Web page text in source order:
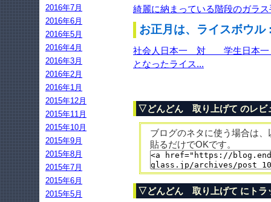
綺麗に納まっている階段のガラ
お正月は、ライスボウル
社会人日本一 対 学生日本一
となったライス...
▽どんどん 取り上げて のレビ
ブログのネタに使う場合は
貼るだけでOKです。
▽どんどん 取り上げて にトラ
2016年7月
2016年6月
2016年5月
2016年4月
2016年3月
2016年2月
2016年1月
2015年12月
2015年11月
2015年10月
2015年9月
2015年8月
2015年7月
2015年6月
2015年5月